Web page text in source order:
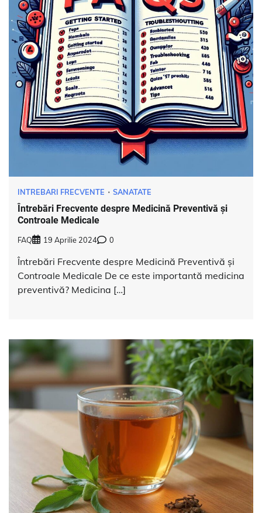
INTREBARI FRECVENTE SANATATE
Întrebări Frecvente despre Medicină Preventivă și
Controale Medicale
FAQ 19 Aprilie 2024 0
Întrebări Frecvente despre Medicină Preventivă și
Controale Medicale De ce este importantă medicina
preventivă? Medicina […]